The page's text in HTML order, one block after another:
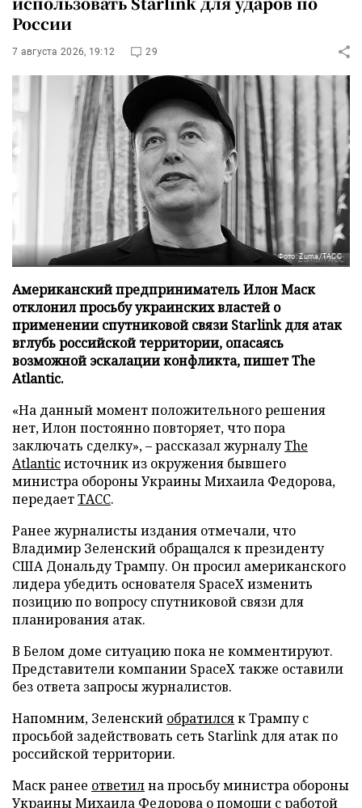
России
7 августа 2026, 19:12 29
Фото: Zuma/ТАСС
Американский предприниматель Илон Маск
отклонил просьбу украинских властей о
применении спутниковой связи Starlink для атак
вглубь российской территории, опасаясь
возможной эскалации конфликта, пишет The
Atlantic.
«На данный момент положительного решения
нет, Илон постоянно повторяет, что пора
заключать сделку», – рассказал журналуThe
Atlanticисточник из окружения бывшего
министра обороны Украины Михаила Федорова,
передаетТАСС.
Ранее журналисты издания отмечали, что
Владимир Зеленский обращался к президенту
США Дональду Трампу. Он просил американского
лидера убедить основателя SpaceX изменить
позицию по вопросу спутниковой связи для
планирования атак.
В Белом доме ситуацию пока не комментируют.
Представители компании SpaceX также оставили
без ответа запросы журналистов.
Напомним, Зеленский обратилсяк Трампу с
просьбой задействовать сеть Starlink для атак по
российской территории.
Маск ранее ответилна просьбу министра обороны
Украины Михаила Федорова о помощи с работой